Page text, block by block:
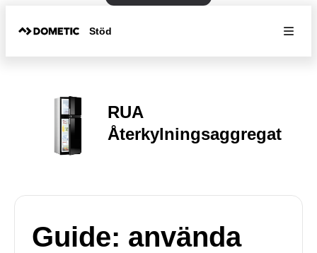
Stöd
RUA
Återkylningsaggregat
Guide: använda